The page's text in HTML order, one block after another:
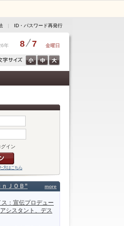
| ID・パスワード再発行
年 8 7 金曜日
イン
方はこちら
more
ＪＯＢ”
：宣伝プロデュー
シスタント、デス